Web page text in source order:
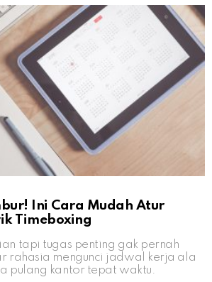
Ini Cara Mudah Atur
Timeboxing
tapi tugas penting gak pernah
rahasia mengunci jadwal kerja ala
pulang kantor tepat waktu.